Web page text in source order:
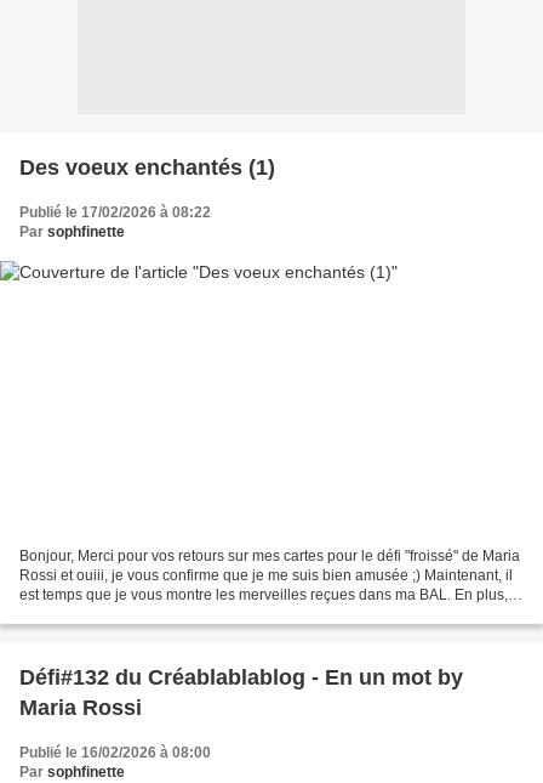
Des voeux enchantés (1)
Publié le 17/02/2026 à 08:22
Par sophfinette
Bonjour, Merci pour vos retours sur mes cartes pour le défi "froissé" de Maria
Rossi et ouiii, je vous confirme que je me suis bien amusée ;) Maintenant, il
est temps que je vous montre les merveilles reçues dans ma BAL. En plus,
Défi#132 du Créablablablog - En un mot by
Maria Rossi
Publié le 16/02/2026 à 08:00
Par sophfinette